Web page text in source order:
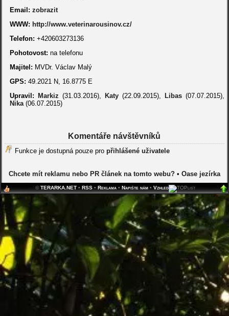
Email: zobrazit
WWW: http://www.veterinarousinov.cz/
Telefon: +420603273136
Pohotovost: na telefonu
Majitel: MVDr. Václav Malý
GPS: 49.2021 N, 16.8775 E
Upravil:
Markiz (31.03.2016), Katy (22.09.2015), Libas (07.07.2015),
Nika(06.07.2015)
Komentáře návštěvníků
Funkce je dostupná pouze pro přihlášené uživatele
Chcete mít reklamu nebo PR článek na tomto webu?• Oase jezírka
©TERARKA.NET• RSS• Reklama• Napište nám• Vzhled